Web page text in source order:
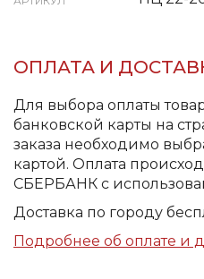
ОПЛАТА И
Для выбора оплаты
банковской карты на
заказа необходимо
картой. Оплата
СБЕРБАНК с
Доставка по городу
Подробнее об оплате и